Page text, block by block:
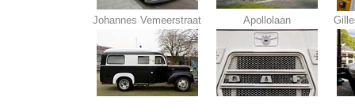
Johannes Vemeerstraat Apollolaan